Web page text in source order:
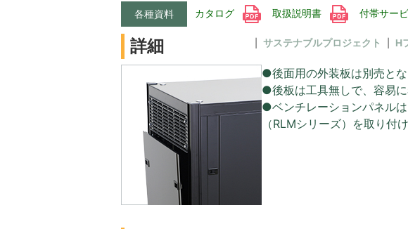
各種資料 カタログ 取扱説明書 付帯サー
詳細 サステナブルプロジェクト H
●後面用の外装板は別売とな
●後板は工具無しで、容易に
●ベンチレーションパネル
（RLMシリーズ）を取り付